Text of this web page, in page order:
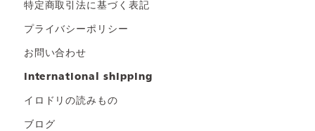
特定商取引法に基づく表記
プライバシーポリシー
お問い合わせ
international shipping
イロドリの読みもの
ブログ